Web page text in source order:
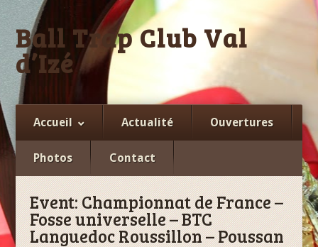
Ball Trap Club Val
d’Izé
Facebook
Accueil Actualité Ouvertures
Photos Contact
Event:Championnat de France –
Fosse universelle – BTC
Languedoc Roussillon – Poussan